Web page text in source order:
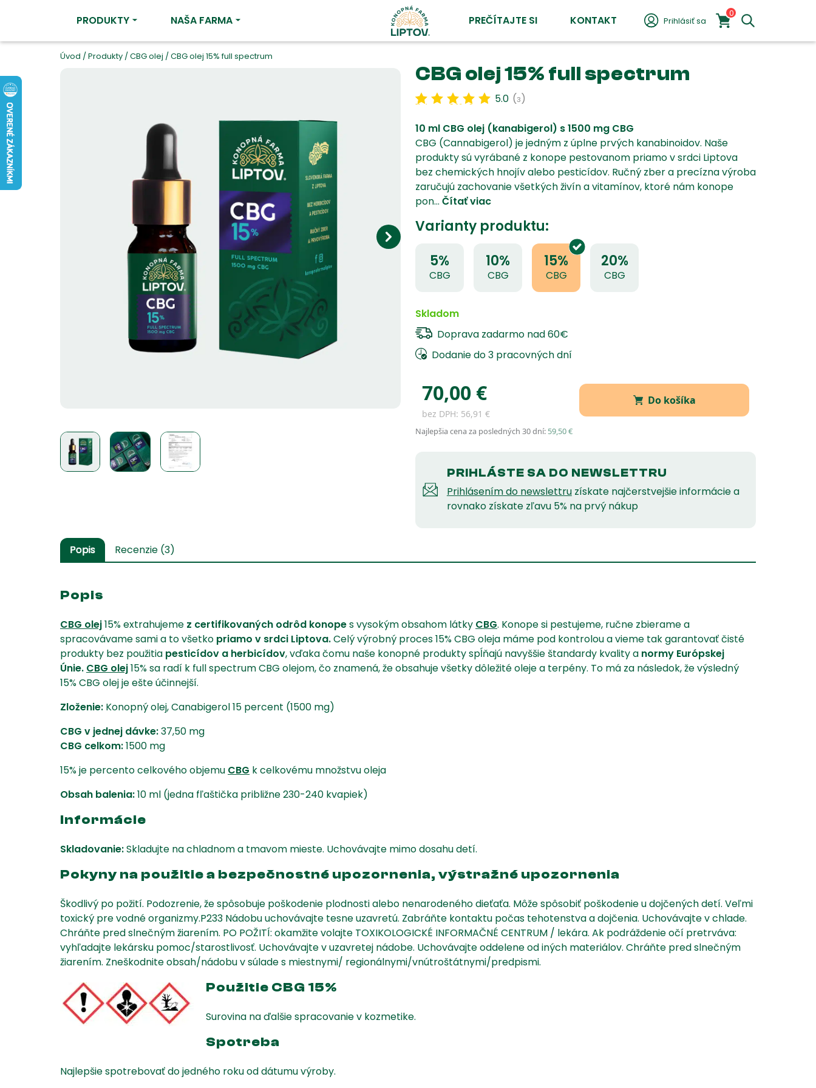
PRODUKTY NAŠA FARMA PREČÍTAJTE SI KONTAKT Prihlásiť sa
0
Úvod /Produkty /CBG olej /CBG olej 15% full spectrum
CBG olej 15% full spectrum
Hodnotenie5.00 z 5 na
3
5.0 (3)
10 ml CBG olej (kanabigerol) s 1500 mg CBG
CBG (Cannabigerol) je jedným z úplne prvých kanabinoidov. Naše
produkty sú vyrábané z konope pestovanom priamo v srdci Liptova
bez chemických hnojív alebo pesticídov. Ručný zber a precízna výroba
zaručujú zachovanie všetkých živín a vitamínov, ktoré nám konope
pon... Čítať viac
Varianty produktu:
5%
CBG
10%
CBG
15%
CBG
20%
CBG
Skladom
Doprava zadarmo nad 60€
Dodanie do 3 pracovných dní
70,00 €
bez DPH: 56,91 €
Do košíka
Najlepšia cena za posledných 30 dní: 59,50€
PRIHLÁSTE SA DO NEWSLETTRU
Prihlásením do newslettruzískate najčerstvejšie informácie a
rovnako získate zľavu 5% na prvý nákup
Popis Recenzie (3)
Popis
CBG olej15% extrahujeme z certifikovaných odrôd konopes vysokým obsahom látky CBG. Konope si pestujeme, ručne zbierame a
spracovávame sami a to všetko priamo v srdci Liptova.Celý výrobný proces 15% CBG oleja máme pod kontrolou a vieme tak garantovať čisté
produkty bez použitia pesticídov a herbicídov, vďaka čomu naše konopné produkty spĺňajú navyššie štandardy kvality a normy Európskej
Únie. CBG olej15% sa radí k full spectrum CBG olejom, čo znamená, že obsahuje všetky dôležité oleje a terpény. To má za následok, že výsledný
15% CBG olej je ešte účinnejší.
Zloženie: Konopný olej, Canabigerol 15 percent (1500 mg)
CBG v jednej dávke:37,50 mg
CBG celkom:1500 mg
15% je percento celkového objemu CBG k celkovému množstvu oleja
Obsah balenia:10 ml (jedna fľaštička približne 230-240 kvapiek)
Informácie
Skladovanie:Skladujte na chladnom a tmavom mieste. Uchovávajte mimo dosahu detí.
Pokyny na použitie a bezpečnostné upozornenia, výstražné upozornenia
Škodlivý po požití. Podozrenie, že spôsobuje poškodenie plodnosti alebo nenarodeného dieťaťa. Môže spôsobiť poškodenie u dojčených detí. Veľmi
toxický pre vodné organizmy.P233 Nádobu uchovávajte tesne uzavretú. Zabráňte kontaktu počas tehotenstva a dojčenia. Uchovávajte v chlade.
Chráňte pred slnečným žiarením. PO POŽITÍ: okamžite volajte TOXIKOLOGICKÉ INFORMAČNÉ CENTRUM / lekára. Ak podráždenie očí pretrváva:
vyhľadajte lekársku pomoc/starostlivosť. Uchovávajte v uzavretej nádobe. Uchovávajte oddelene od iných materiálov. Chráňte pred slnečným
žiarením. Zneškodnite obsah/nádobu v súlade s miestnymi/ regionálnymi/vnútroštátnymi/predpismi.
Použitie CBG 15%
Surovina na ďalšie spracovanie v kozmetike.
Spotreba
Najlepšie spotrebovať do jedného roku od dátumu výroby.